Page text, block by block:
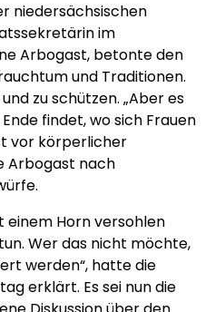
niedersächsischen
im
Arbogast, betonte den
und Traditionen.
zu schützen. „Aber es
findet, wo sich Frauen
vor körperlicher
Arbogast nach
einem Horn versohlen
Wer das nicht möchte,
werden“, hatte die
erklärt. Es sei nun die